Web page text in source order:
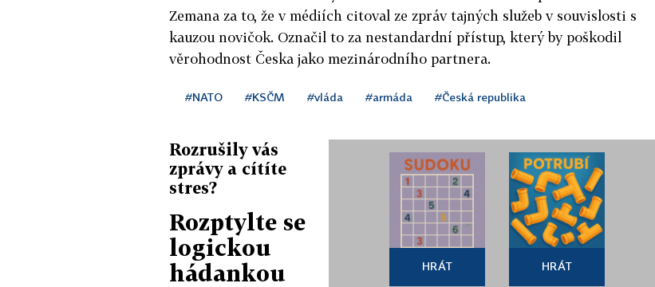
Zemana za to, že v médiích citoval ze zpráv tajných služeb v souvislosti s
kauzou novičok. Označil to za nestandardní přístup, který by poškodil
věrohodnost Česka jako mezinárodního partnera.
#NATO #KSČM #vláda #armáda #Česká republika
Rozrušily vás
zprávy a cítíte
stres?
Rozptylte se
logickou
hádankou
HRÁT HRÁT